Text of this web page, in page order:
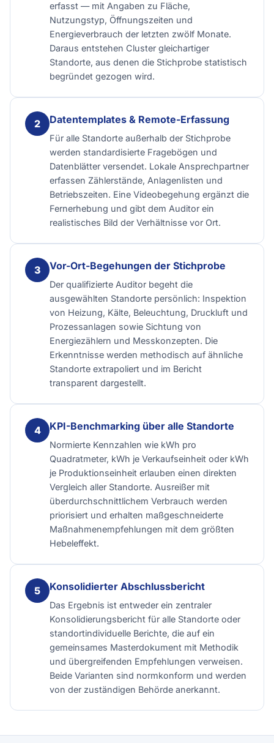
erfasst — mit Angaben zu Fläche,
Nutzungstyp, Öffnungszeiten und
Energieverbrauch der letzten zwölf Monate.
Daraus entstehen Cluster gleichartiger
Standorte, aus denen die Stichprobe statistisch
begründet gezogen wird.
Datentemplates & Remote-Erfassung
Für alle Standorte außerhalb der Stichprobe
werden standardisierte Fragebögen und
Datenblätter versendet. Lokale Ansprechpartner
erfassen Zählerstände, Anlagenlisten und
Betriebszeiten. Eine Videobegehung ergänzt die
Fernerhebung und gibt dem Auditor ein
realistisches Bild der Verhältnisse vor Ort.
Vor-Ort-Begehungen der Stichprobe
Der qualifizierte Auditor begeht die
ausgewählten Standorte persönlich: Inspektion
von Heizung, Kälte, Beleuchtung, Druckluft und
Prozessanlagen sowie Sichtung von
Energiezählern und Messkonzepten. Die
Erkenntnisse werden methodisch auf ähnliche
Standorte extrapoliert und im Bericht
transparent dargestellt.
KPI-Benchmarking über alle Standorte
Normierte Kennzahlen wie kWh pro
Quadratmeter, kWh je Verkaufseinheit oder kWh
je Produktionseinheit erlauben einen direkten
Vergleich aller Standorte. Ausreißer mit
überdurchschnittlichem Verbrauch werden
priorisiert und erhalten maßgeschneiderte
Maßnahmenempfehlungen mit dem größten
Hebeleffekt.
Konsolidierter Abschlussbericht
Das Ergebnis ist entweder ein zentraler
Konsolidierungsbericht für alle Standorte oder
standortindividuelle Berichte, die auf ein
gemeinsames Masterdokument mit Methodik
und übergreifenden Empfehlungen verweisen.
Beide Varianten sind normkonform und werden
von der zuständigen Behörde anerkannt.